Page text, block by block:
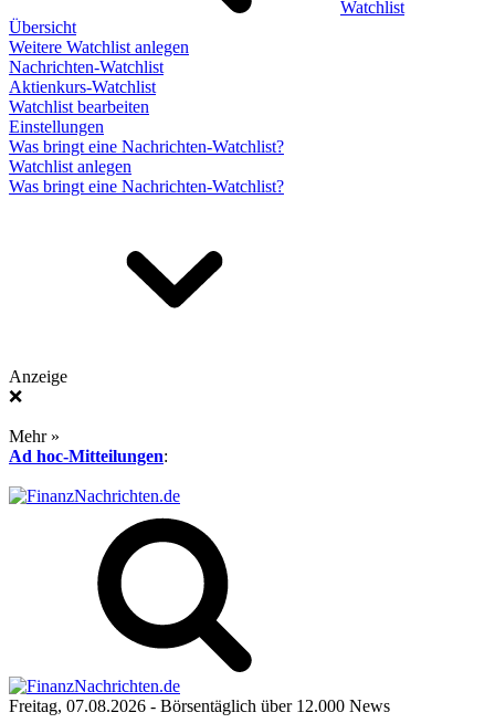
Watchlist
Übersicht
Weitere Watchlist anlegen
Nachrichten-Watchlist
Aktienkurs-Watchlist
Watchlist bearbeiten
Einstellungen
Was bringt eine Nachrichten-Watchlist?
Watchlist anlegen
Was bringt eine Nachrichten-Watchlist?
Anzeige
❌
Mehr »
Ad hoc-Mitteilungen:
Freitag, 07.08.2026 - Börsentäglich über 12.000 News